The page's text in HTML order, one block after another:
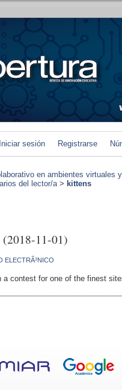
Iniciar sesión Registrarse
en ambientes
del lector/a> kittens
(2018-11-01)
ELECTRÃ³NICO
a contest for one of the finest